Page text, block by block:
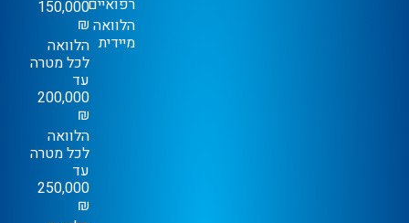
הלוואה
מיידית
150,000
₪
הלוואה
לכל מטרה
עד
200,000
₪
הלוואה
לכל מטרה
עד
250,000
₪